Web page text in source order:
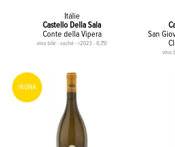
Itálie
Castello Della Sala
Conte della Vipera
víno bílé - suché - r2023 - 0,75l
IKONA
San
víno